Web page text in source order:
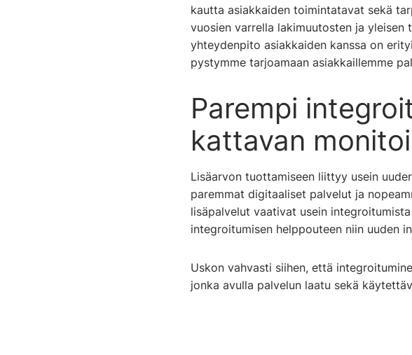
kautta asiakkaiden toimintatavat sekä
vuosien varrella lakimuutosten ja
yhteydenpito asiakkaiden kanssa on
pystymme tarjoamaan asiakkaillemme
Parempi
kattavan
Lisäarvon tuottamiseen liittyy usein
paremmat digitaaliset palvelut ja
lisäpalvelut vaativat usein
integroitumisen helppouteen niin uuden
Uskon vahvasti siihen, että
jonka avulla palvelun laatu sekä